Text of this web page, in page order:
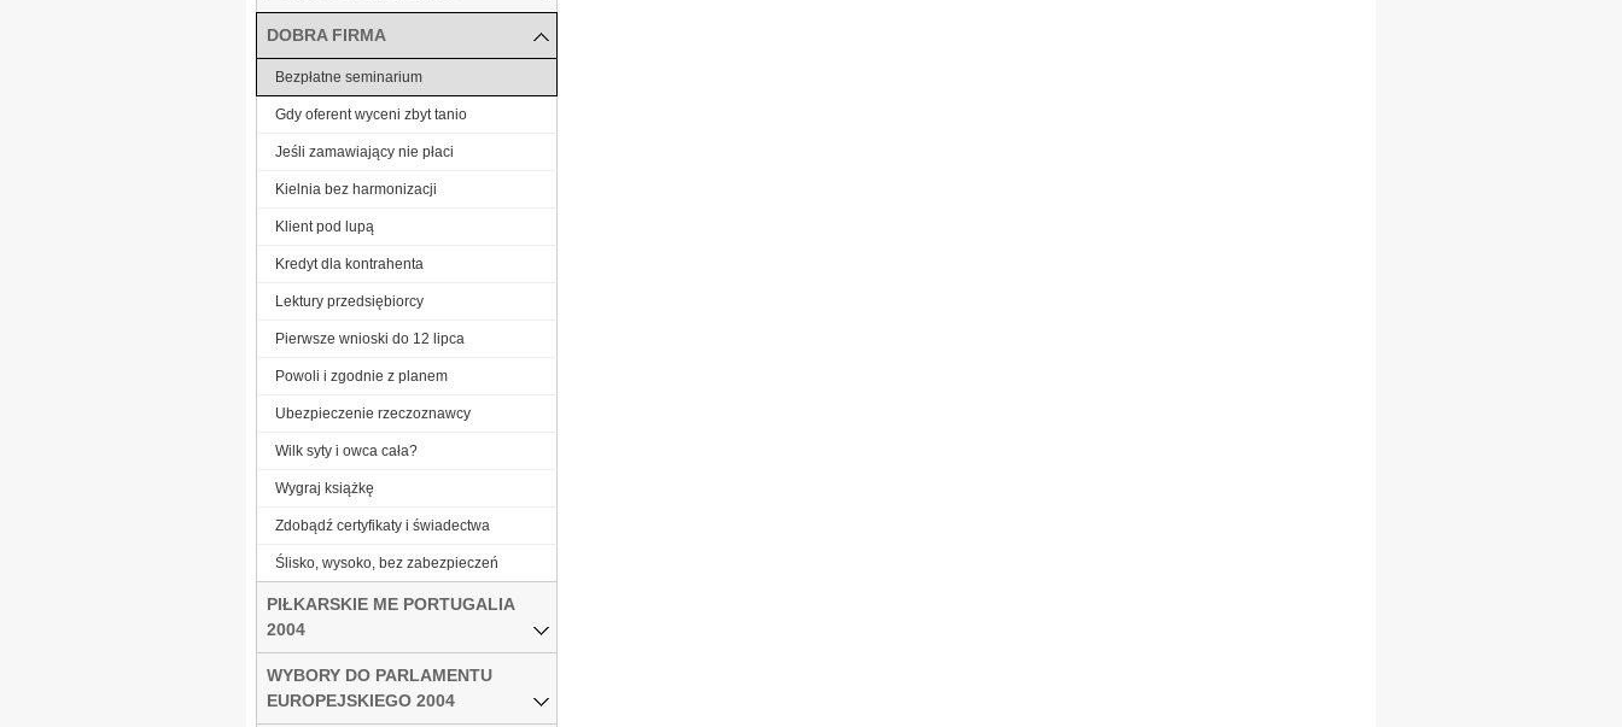
DOBRA FIRMA
Bezpłatne seminarium
Gdy oferent wyceni zbyt tanio
Jeśli zamawiający nie płaci
Kielnia bez harmonizacji
Klient pod lupą
Kredyt dla kontrahenta
Lektury przedsiębiorcy
Pierwsze wnioski do 12 lipca
Powoli i zgodnie z planem
Ubezpieczenie rzeczoznawcy
Wilk syty i owca cała?
Wygraj książkę
Zdobądź certyfikaty i świadectwa
Ślisko, wysoko, bez zabezpieczeń
PIŁKARSKIE ME PORTUGALIA
2004
WYBORY DO PARLAMENTU
EUROPEJSKIEGO 2004